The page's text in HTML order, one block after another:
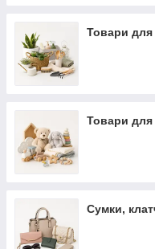
Товари для
Товари для
Сумки,